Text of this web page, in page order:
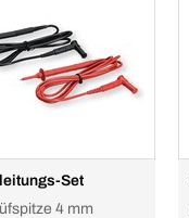
Set
4 mm